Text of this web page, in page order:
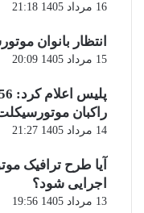
16 مرداد 1405 21:18
انتظار بانوان
15 مرداد 1405 20:09
راکبان
14 مرداد 1405 21:27
آیا طرح ترافیک
اجرایی شود؟
13 مرداد 1405 19:56